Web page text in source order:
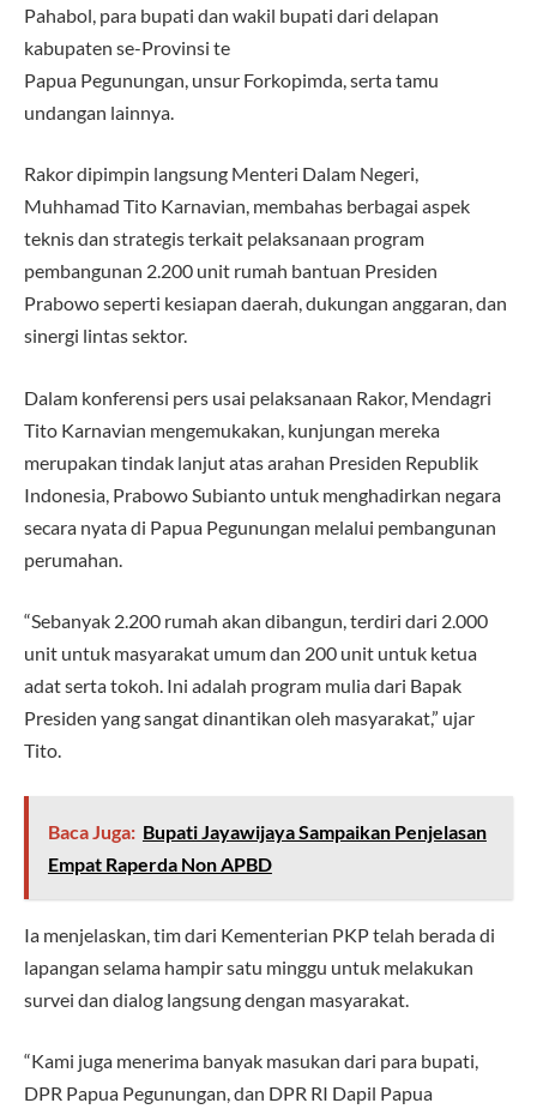
Pahabol, para bupati dan wakil bupati dari delapan
kabupaten se-Provinsi te
Papua Pegunungan, unsur Forkopimda, serta tamu
undangan lainnya.
Rakor dipimpin langsung Menteri Dalam Negeri,
Muhhamad Tito Karnavian, membahas berbagai aspek
teknis dan strategis terkait pelaksanaan program
pembangunan 2.200 unit rumah bantuan Presiden
Prabowo seperti kesiapan daerah, dukungan anggaran, dan
sinergi lintas sektor.
Dalam konferensi pers usai pelaksanaan Rakor, Mendagri
Tito Karnavian mengemukakan, kunjungan mereka
merupakan tindak lanjut atas arahan Presiden Republik
Indonesia, Prabowo Subianto untuk menghadirkan negara
secara nyata di Papua Pegunungan melalui pembangunan
perumahan.
“Sebanyak 2.200 rumah akan dibangun, terdiri dari 2.000
unit untuk masyarakat umum dan 200 unit untuk ketua
adat serta tokoh. Ini adalah program mulia dari Bapak
Presiden yang sangat dinantikan oleh masyarakat,” ujar
Tito.
Baca Juga: Bupati Jayawijaya Sampaikan Penjelasan
Empat Raperda Non APBD
Ia menjelaskan, tim dari Kementerian PKP telah berada di
lapangan selama hampir satu minggu untuk melakukan
survei dan dialog langsung dengan masyarakat.
“Kami juga menerima banyak masukan dari para bupati,
DPR Papua Pegunungan, dan DPR RI Dapil Papua